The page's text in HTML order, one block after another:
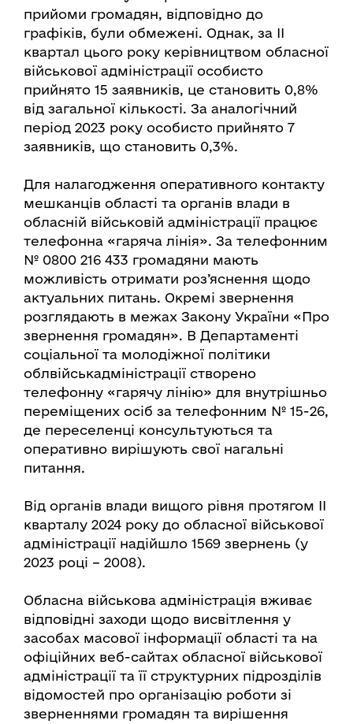
прийоми громадян, відповідно до
графіків, були обмежені. Однак, за ІІ
квартал цього року керівництвом обласної
військової адміністрації особисто
прийнято 15 заявників, це становить 0,8%
від загальної кількості. За аналогічний
період 2023 року особисто прийнято 7
заявників, що становить 0,3%.
Для налагодження оперативного контакту
мешканців області та органів влади в
обласній військовій адміністрації працює
телефонна «гаряча лінія». За телефонним
№ 0800 216 433 громадяни мають
можливість отримати роз’яснення щодо
актуальних питань. Окремі звернення
розглядають в межах Закону України «Про
звернення громадян». В Департаменті
соціальної та молодіжної політики
облвійськадміністрації створено
телефонну «гарячу лінію» для внутрішньо
переміщених осіб за телефонним № 15-26,
де переселенці консультуються та
оперативно вирішують свої нагальні
питання.
Від органів влади вищого рівня протягом ІІ
кварталу 2024 року до обласної військової
адміністрації надійшло 1569 звернень (у
2023 році – 2008).
Обласна військова адміністрація вживає
відповідні заходи щодо висвітлення у
засобах масової інформації області та на
офіційних веб-сайтах обласної військової
адміністрації та її структурних підрозділів
відомостей про організацію роботи зі
зверненнями громадян та вирішення